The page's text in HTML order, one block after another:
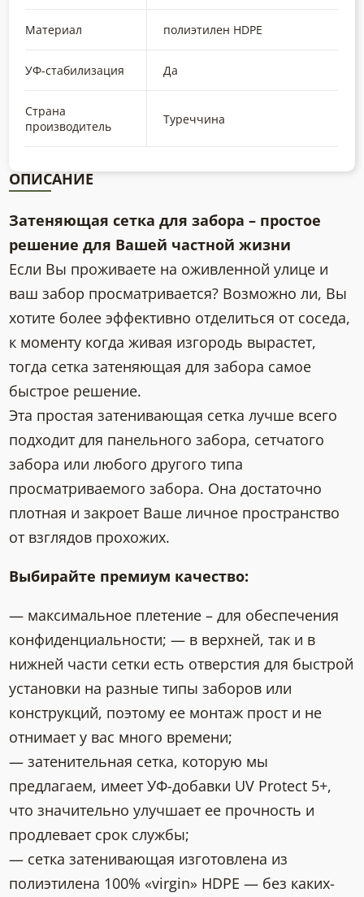
ОПИСАНИЕ
Затеняющая сетка для забора – простое
решение для Вашей частной жизни
Если Вы проживаете на оживленной улице и
ваш забор просматривается? Возможно ли, Вы
хотите более эффективно отделиться от соседа,
к моменту когда живая изгородь вырастет,
тогда сетка затеняющая для забора самое
быстрое решение.
Эта простая затенивающая сетка лучше всего
подходит для панельного забора, сетчатого
забора или любого другого типа
просматриваемого забора. Она достаточно
плотная и закроет Ваше личное пространство
от взглядов прохожих.
Выбирайте премиум качество:
— максимальное плетение – для обеспечения
конфиденциальности; — в верхней, так и в
нижней части сетки есть отверстия для быстрой
установки на разные типы заборов или
конструкций, поэтому ее монтаж прост и не
отнимает у вас много времени;
— затенительная сетка, которую мы
предлагаем, имеет УФ-добавки UV Protect 5+,
что значительно улучшает ее прочность и
продлевает срок службы;
— сетка затенивающая изготовлена ​​из
полиэтилена 100% «virgin» HDPE — без каких-
Материал полиэтилен HDPE
УФ-стабилизация Да
Страна
производитель
Туреччина